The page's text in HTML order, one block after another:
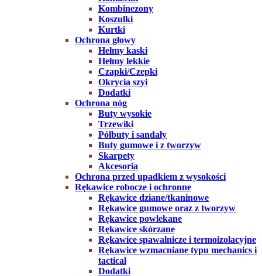
Kombinezony
Koszulki
Kurtki
Ochrona głowy
Hełmy kaski
Hełmy lekkie
Czapki/Czepki
Okrycia szyi
Dodatki
Ochrona nóg
Buty wysokie
Trzewiki
Półbuty i sandały
Buty gumowe i z tworzyw
Skarpety
Akcesoria
Ochrona przed upadkiem z wysokości
Rękawice robocze i ochronne
Rękawice dziane/tkaninowe
Rękawice gumowe oraz z tworzyw
Rękawice powlekane
Rękawice skórzane
Rękawice spawalnicze i termoizolacyjne
Rękawice wzmacniane typu mechanics i
tactical
Dodatki